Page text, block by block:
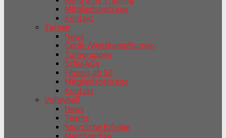
Mitgliedsbeiträge
Kontakt
Turnen
News
Gerät-/Wettkampfturnen
Turngruppen
SchulAGs
Fitness ab 50
Mitgliedsbeiträge
Kontakt
Volleyball
News
Teams
Sportliche Erfolge
Merchandise